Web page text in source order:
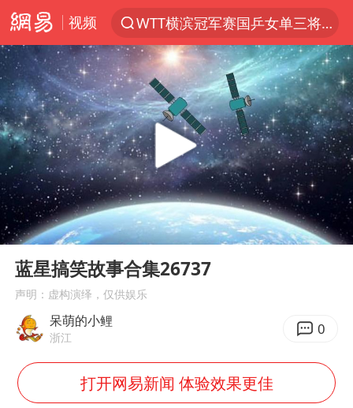
视频
WTT横滨冠军赛国乒女单三将晋级四强
光影经济撬动暑期消费新蓝海
唐田赛前发布会上引用《孙子兵法》
陈思诚零点晒照为佟丽娅庆生
郑丽文：台湾从来没有“独立”过
央视新主播李秋莹孙亚鹏亮相
情侣在平潭拍日出时坠崖致一死一伤
梁家辉：到内地拍戏不是北上是回归
新疆优化调整景区内自驾服务费
Play
00:00 02:05
蓝星搞笑故事合集26737
声明：虚构演绎，仅供娱乐
呆萌的小鲤
浙江 0
打开网易新闻 体验效果更佳